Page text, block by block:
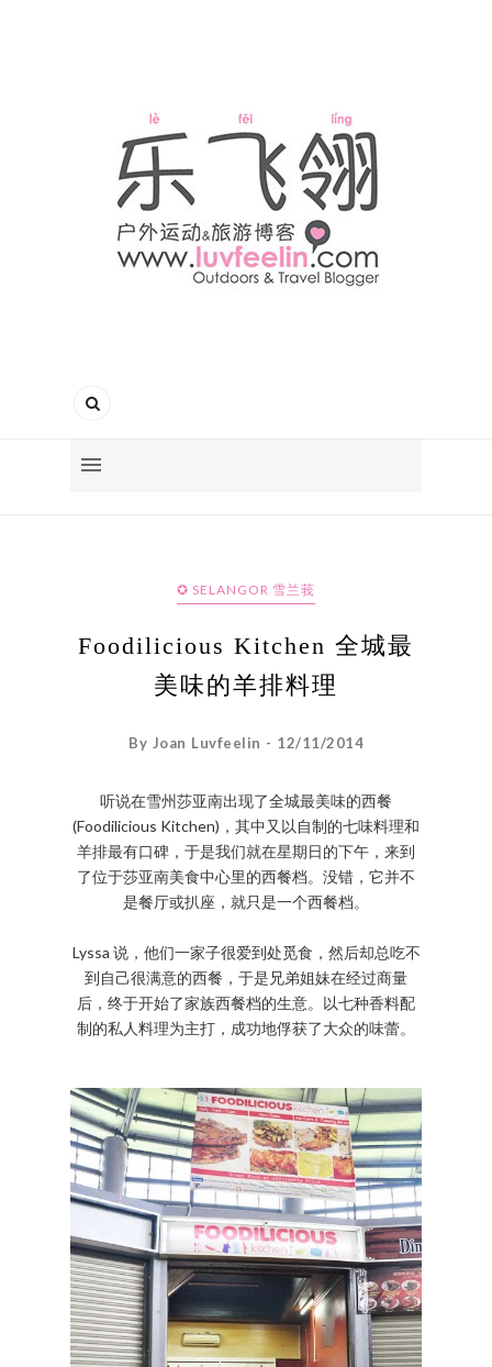
✪ SELANGOR 雪兰莪
Foodilicious Kitchen 全城最
美味的羊排料理
By Joan Luvfeelin - 12/11/2014
听说在雪州莎亚南出现了全城最美味的西餐
(Foodilicious Kitchen)，其中又以自制的七味料理和
羊排最有口碑，于是我们就在星期日的下午，来到
了位于莎亚南美食中心里的西餐档。没错，它并不
是餐厅或扒座，就只是一个西餐档。
Lyssa 说，他们一家子很爱到处觅食，然后却总吃不
到自己很满意的西餐，于是兄弟姐妹在经过商量
后，终于开始了家族西餐档的生意。以七种香料配
制的私人料理为主打，成功地俘获了大众的味蕾。